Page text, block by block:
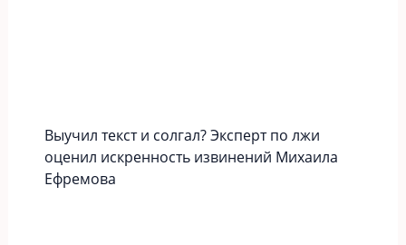
Выучил текст и солгал? Эксперт по лжи
оценил искренность извинений Михаила
Ефремова